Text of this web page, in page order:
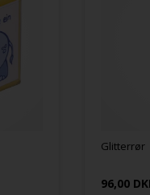
Glitterrør
96,00